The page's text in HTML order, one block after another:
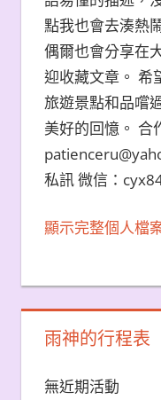
點我也會去湊熱
偶爾也會分享在
迎收藏文章。 希
旅遊景點和品嚐
美好的回憶。 合
私訊 微信：
顯示完整個人檔
雨神的行程表
無近期活動